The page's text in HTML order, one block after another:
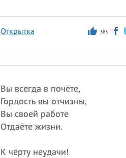
Открытка 383
Вы всегда в почёте,
Гордость вы отчизны,
Вы своей работе
Отдаёте жизни.
К чёрту неудачи!